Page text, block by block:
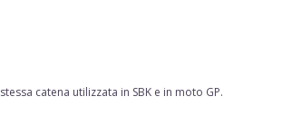
catena utilizzata in SBK e in moto GP.